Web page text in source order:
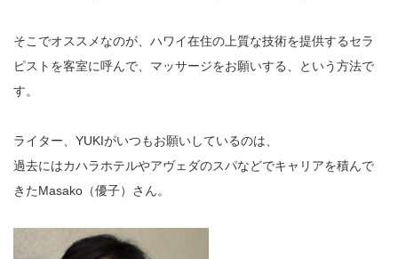
そこでオススメなのが、ハワイ在住の上質な技術を提供するセラ
ピストを客室に呼んで、マッサージをお願いする、という方法で
す。
ライター、YUKIがいつもお願いしているのは、
過去にはカハラホテルやアヴェダのスパなどでキャリアを積んで
きたMasako（優子）さん。